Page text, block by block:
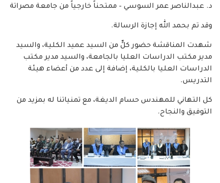
د. عبدالناصر عمر السوسي – ممتحناً خارجياً من جامعة مصراتة
وقد تم بحمد الله إجازة الرسالة.
شهدت المناقشة حضور كلٍّ من السيد عميد الكلية، والسيد
مدير مكتب الدراسات العليا بالجامعة، والسيد مدير مكتب
الدراسات العليا بالكلية، إضافة إلى عدد من أعضاء هيئة
التدريس.
كل التهاني للمهندس حسام الديغة، مع تمنياتنا له بمزيد من
التوفيق والنجاح.